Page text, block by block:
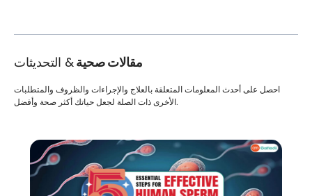
مقالات صحية& التحديثات
احصل على أحدث المعلومات المتعلقة بالعلاج والإجراءات والظروف والمتطلبات
الأخرى ذات الصلة لجعل حياتك أكثر صحة وأفضل.